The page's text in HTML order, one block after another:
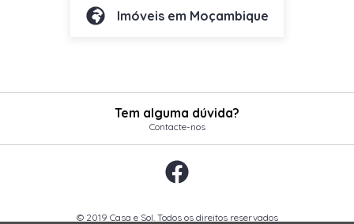
Imóveis em Moçambique
© 2019 Casa e Sol. Todos os direitos reservados
Tem alguma dúvida?
Contacte-nos